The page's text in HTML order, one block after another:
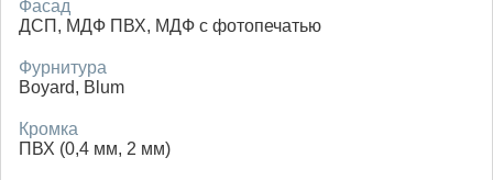
Фасад
ДСП, МДФ ПВХ, МДФ с фотопечатью
Фурнитура
Boyard, Blum
Кромка
ПВХ (0,4 мм, 2 мм)